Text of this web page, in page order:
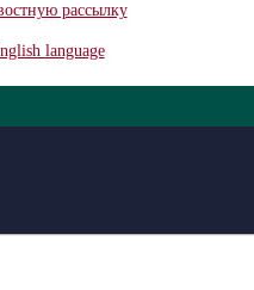
рассылку
language